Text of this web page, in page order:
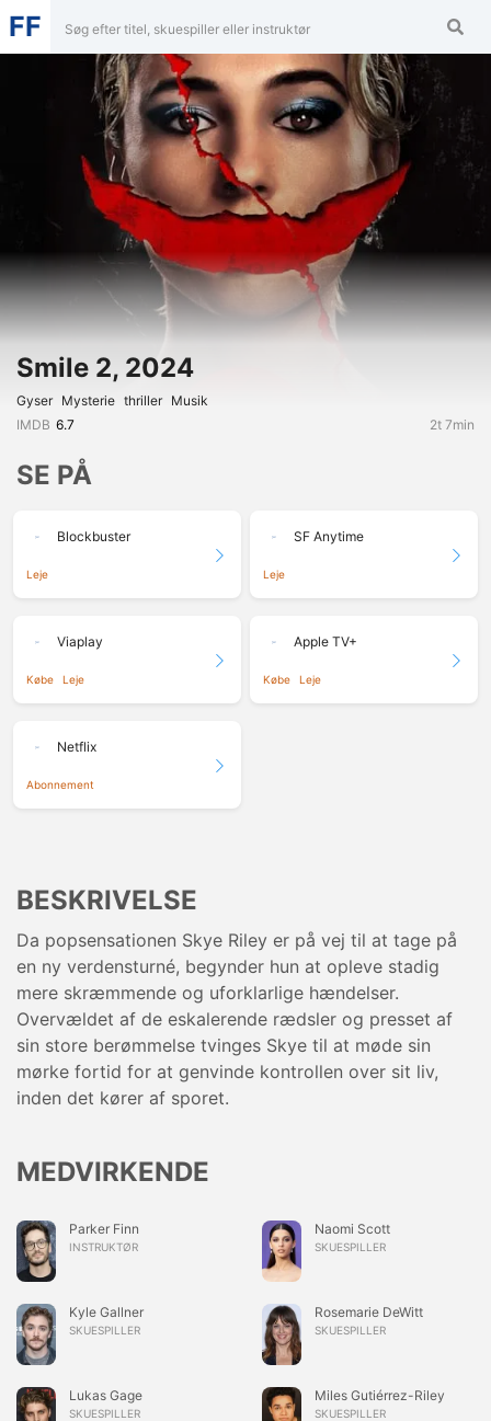
FF
Smile 2, 2024
Gyser Mysterie Thriller Musik
IMDB 6.7 2t 7min
SE PÅ
Blockbuster
Leje
SF Anytime
Leje
Viaplay
Købe Leje
Apple TV+
Købe Leje
Netflix
Abonnement
BESKRIVELSE
Da popsensationen Skye Riley er på vej til at tage på
en ny verdensturné, begynder hun at opleve stadig
mere skræmmende og uforklarlige hændelser.
Overvældet af de eskalerende rædsler og presset af
sin store berømmelse tvinges Skye til at møde sin
mørke fortid for at genvinde kontrollen over sit liv,
inden det kører af sporet.
MEDVIRKENDE
Parker Finn
INSTRUKTØR
Naomi Scott
SKUESPILLER
Kyle Gallner
SKUESPILLER
Rosemarie DeWitt
SKUESPILLER
Lukas Gage
SKUESPILLER
Miles Gutiérrez-Riley
SKUESPILLER